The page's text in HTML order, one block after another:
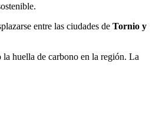
entre las ciudades de Tornio y
huella de carbono en la región. La